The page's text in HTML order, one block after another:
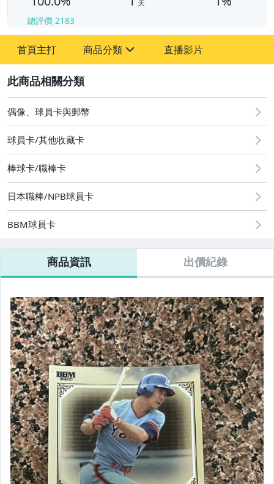
總評價 2183
天
首頁主打 商品分類
其它
直播影片
偶像、球員卡與郵幣
球員卡/其他收藏卡
棒球卡/職棒卡
日本職棒/NPB球員卡
BBM球員卡
商品資訊 出價紀錄